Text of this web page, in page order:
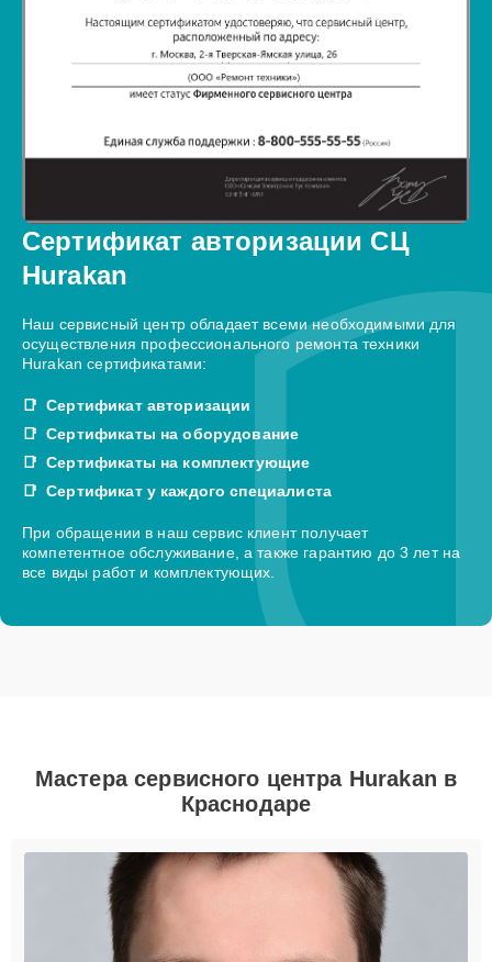
Сертификат авторизации СЦ
Hurakan
Наш сервисный центр обладает всеми необходимыми для
осуществления профессионального ремонта техники
Hurakan сертификатами:
Сертификат авторизации
Сертификаты на оборудование
Сертификаты на комплектующие
Сертификат у каждого специалиста
При обращении в наш сервис клиент получает
компетентное обслуживание, а также гарантию до 3 лет на
все виды работ и комплектующих.
Мастера сервисного центра Hurakan в
Краснодаре